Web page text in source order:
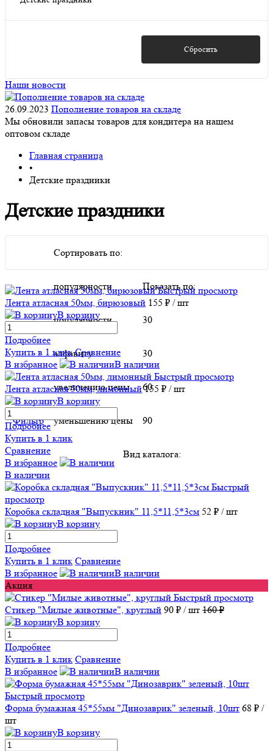
Сбросить
Наши новости
26.09.2023 Пополнение товаров на складе
Мы обновили запасы товаров для кондитера на нашем
оптовом складе
Главная страница
•
Детские праздники
Детские праздники
Фильтр
Сортировать по:
популярности
популярности
алфавиту
увеличению цены
уменьшению цены
Показать по:
30
30
60
90
Вид каталога:
Быстрый просмотр
Лента атласная 50мм, бирюзовый 155 ₽ / шт
В корзину
Подробнее
Купить в 1 клик Сравнение
В избранное
В наличии
Быстрый просмотр
Лента атласная 50мм, лимонный 155 ₽ / шт
В корзину
Подробнее
Купить в 1 клик
Сравнение
В избранное
В наличии
Быстрый
просмотр
Коробка складная "Выпускник" 11,5*11,5*3см 52 ₽ / шт
В корзину
Подробнее
Купить в 1 клик Сравнение
В избранное
В наличии
Акция
Быстрый просмотр
Стикер "Милые животные", круглый 90 ₽ / шт 160 ₽
В корзину
Подробнее
Купить в 1 клик Сравнение
В избранное
В наличии
Быстрый просмотр
Форма бумажная 45*55мм "Динозаврик" зеленый, 10шт 68 ₽ /
шт
В корзину